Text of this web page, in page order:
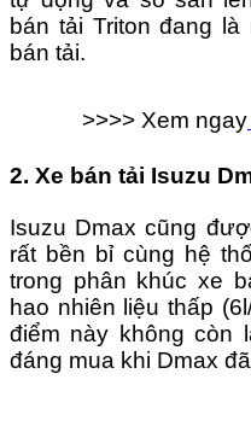
bán tải Triton đang
bán tải.
>>>> Xem ngay
2. Xe bán tải Isuzu
Isuzu Dmax cũng
rất bền bỉ cùng hệ
trong phân khúc xe
hao nhiên liệu thấp
điểm này không còn
đáng mua khi Dmax